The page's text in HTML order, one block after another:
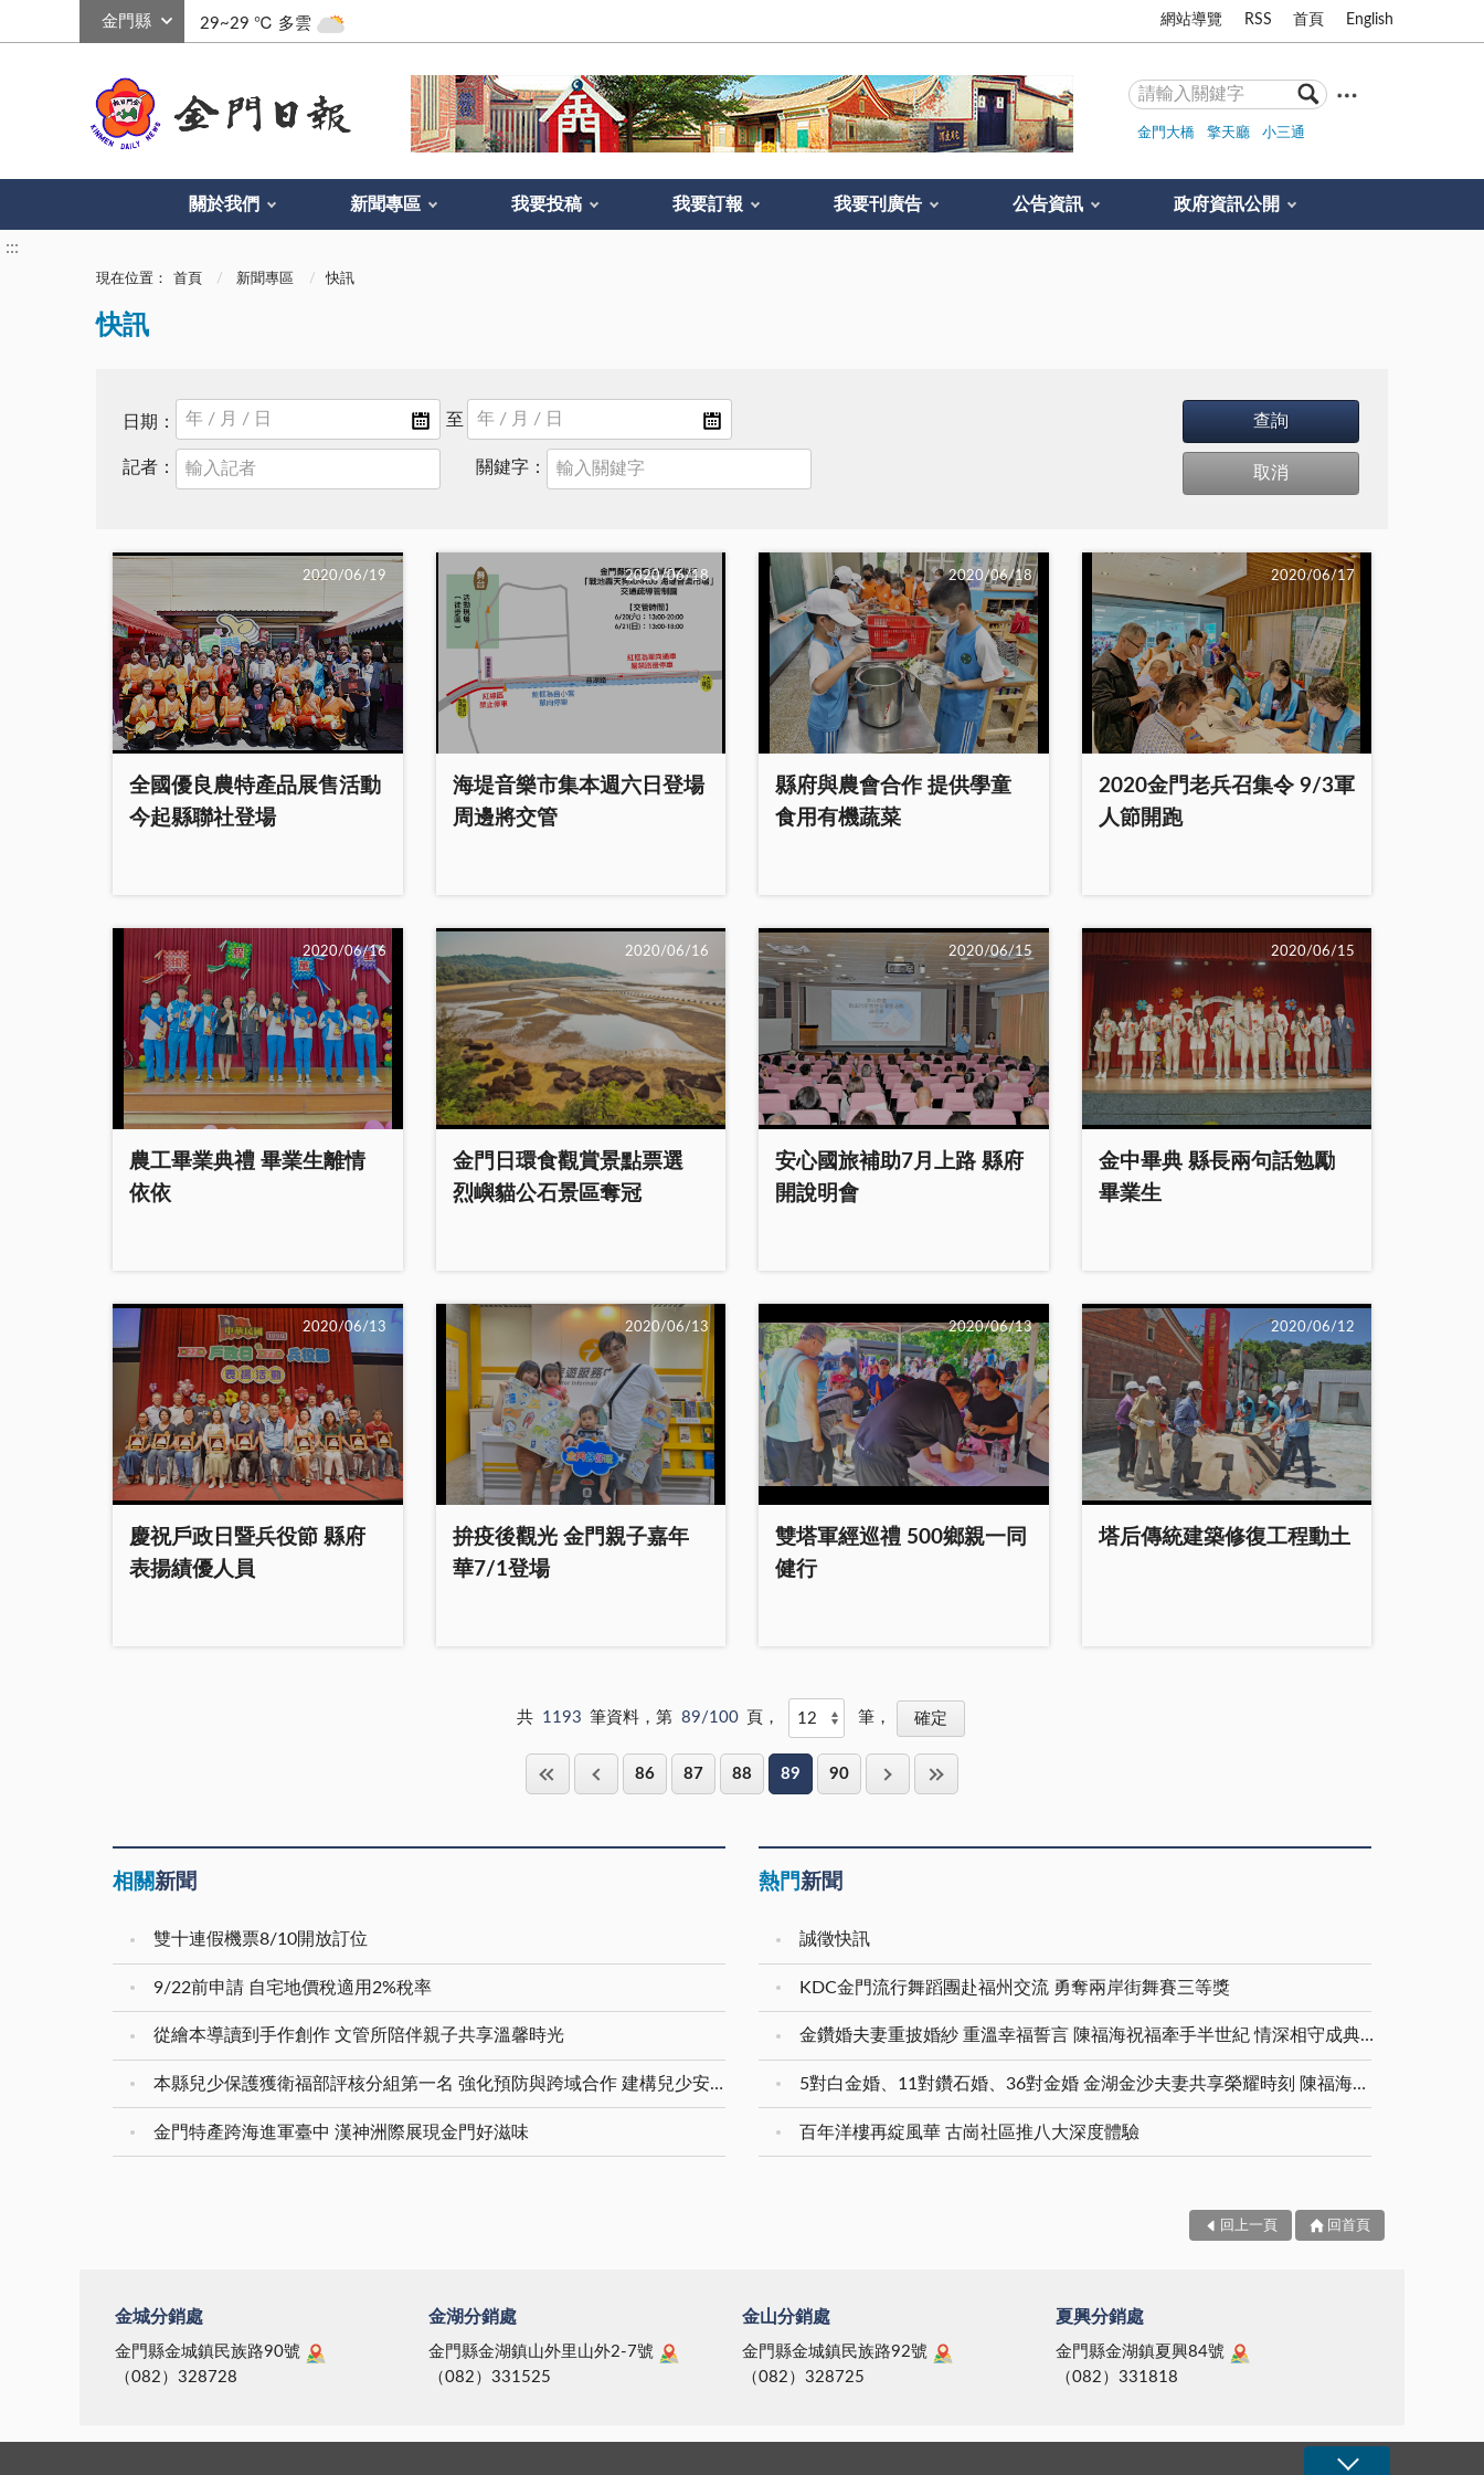
29~29 ℃ 多雲 網站導覽 RSS 首頁 English
金門大橋 擎天廳 小三通
關於我們 新聞專區 我要投稿 我要訂報 我要刊廣告 公告資訊 政府資訊公開
:::
現在位置： 首頁 新聞專區 快訊
快訊
日期：
記者： 關鍵字：
全國優良農特產品展售活動
今起縣聯社登場
2020/06/19
海堤音樂市集本週六日登場
周邊將交管
2020/06/18
縣府與農會合作 提供學童
食用有機蔬菜
2020/06/18
2020金門老兵召集令 9/3軍
人節開跑
2020/06/17
農工畢業典禮 畢業生離情
依依
2020/06/16
金門日環食觀賞景點票選
烈嶼貓公石景區奪冠
2020/06/16
安心國旅補助7月上路 縣府
開說明會
2020/06/15
金中畢典 縣長兩句話勉勵
畢業生
2020/06/15
慶祝戶政日暨兵役節 縣府
表揚績優人員
2020/06/13
拚疫後觀光 金門親子嘉年
華7/1登場
2020/06/13
雙塔軍經巡禮 500鄉親一同
健行
2020/06/13
塔后傳統建築修復工程動土
2020/06/12
共 1193 筆資料，第 89/100 頁， 筆，
86 87 88 89 90
相關新聞
雙十連假機票8/10開放訂位
9/22前申請 自宅地價稅適用2%稅率
從繪本導讀到手作創作 文管所陪伴親子共享溫馨時光
本縣兒少保護獲衛福部評核分組第一名 強化預防與跨域合作 建構兒少安全成長環境
金門特產跨海進軍臺中 漢神洲際展現金門好滋味
熱門新聞
誠徵快訊
KDC金門流行舞蹈團赴福州交流 勇奪兩岸街舞賽三等獎
金鑽婚夫妻重披婚紗 重溫幸福誓言 陳福海祝福牽手半世紀 情深相守成典範
5對白金婚、11對鑽石婚、36對金婚 金湖金沙夫妻共享榮耀時刻 陳福海表揚金鑽婚夫妻 向半世紀相守家庭典範致敬
百年洋樓再綻風華 古崗社區推八大深度體驗
回上一頁 回首頁
金城分銷處
金門縣金城鎮民族路90號
（082）328728
金湖分銷處
金門縣金湖鎮山外里山外2-7號
（082）331525
金山分銷處
金門縣金城鎮民族路92號
（082）328725
夏興分銷處
金門縣金湖鎮夏興84號
（082）331818